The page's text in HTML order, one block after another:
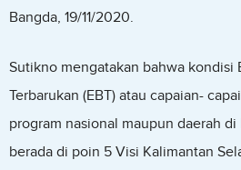
Bangda, 19/11/2020.
Sutikno mengatakan bahwa kondisi
Terbarukan (EBT) atau capaian-
program nasional maupun daerah
berada di poin 5 Visi Kalimantan